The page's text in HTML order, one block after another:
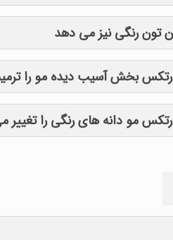
تون رنگی نیز می دهد
بخش آسیب دیده مو را
مو دانه های رنگی را